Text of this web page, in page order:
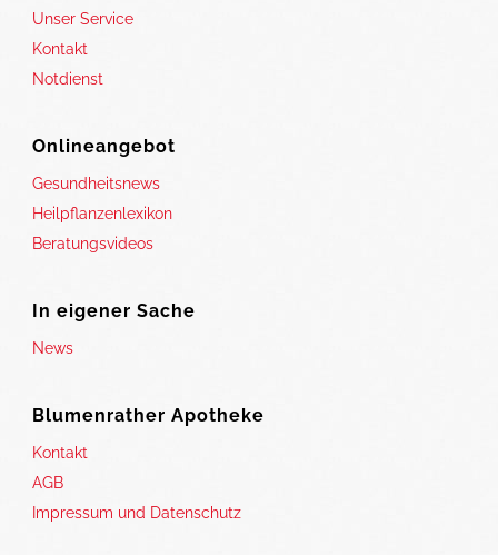
Unser Service
Kontakt
Notdienst
Onlineangebot
Gesundheitsnews
Heilpflanzenlexikon
Beratungsvideos
In eigener Sache
News
Blumenrather Apotheke
Kontakt
AGB
Impressum und Datenschutz